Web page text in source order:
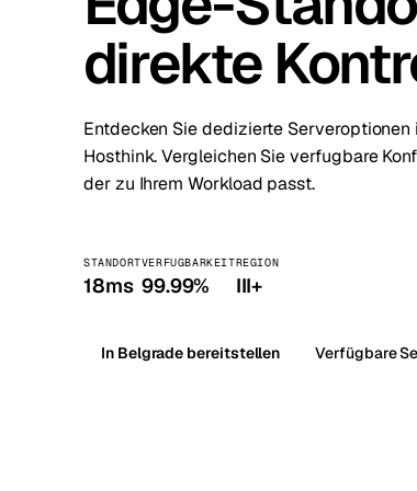
direkte
Entdecken Sie dedizierte
Hosthink. Vergleichen Sie verfugbare
der zu Ihrem Workload passt.
STANDORT
18ms
VERFUGBARKEIT
99.99%
REGION
III+
In Belgrade bereitstellen Verfügbare